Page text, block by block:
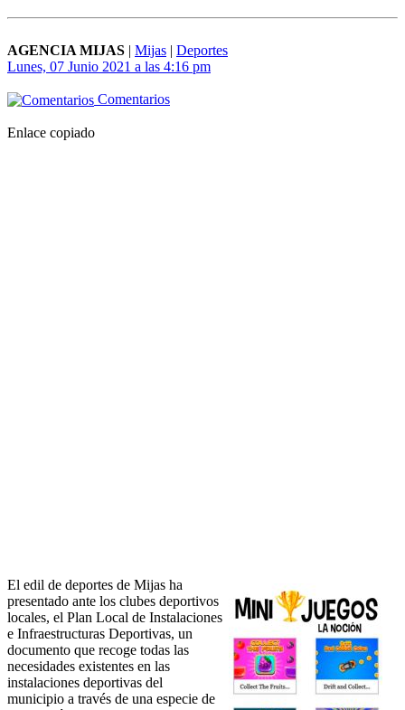
AGENCIA MIJAS | Mijas | Deportes
Lunes, 07 Junio 2021 a las 4:16 pm
Comentarios
Enlace copiado
El edil de deportes de Mijas ha
presentado ante los clubes deportivos
locales, el Plan Local de Instalaciones
e Infraestructuras Deportivas, un
documento que recoge todas las
necesidades existentes en las
instalaciones deportivas del
municipio a través de una especie de